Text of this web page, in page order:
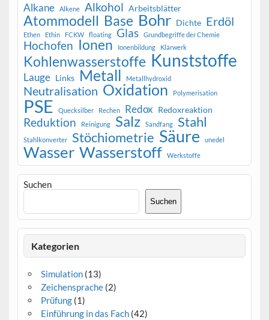
Alkane Alkene Alkohol Arbeitsblätter
Atommodell Base Bohr Dichte Erdöl
Ethen Ethin FCKW floating Glas Grundbegriffe der Chemie
Hochofen Ionen Ionenbildung Klärwerk
Kohlenwasserstoffe Kunststoffe
Lauge Links Metall Metallhydroxid
Neutralisation Oxidation Polymerisation
PSE Quecksilber Rechen Redox Redoxreaktion
Reduktion Reinigung Salz Sandfang Stahl
Stahlkonverter Stöchiometrie Säure unedel
Wasser Wasserstoff Werkstoffe
Suchen
Suchen
Kategorien
Simulation(13)
Zeichensprache(2)
Prüfung(1)
Einführung in das Fach(42)